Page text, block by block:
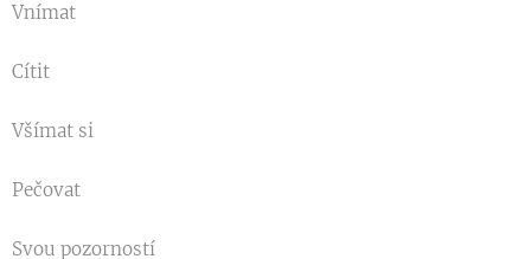
Vnímat
Cítit
Všímat si
Pečovat
Svou pozorností